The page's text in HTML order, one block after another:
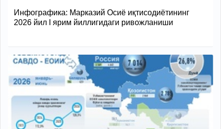
Инфографика: Марказий Осиё иқтисодиётининг
2026 йил I ярим йиллигидаги ривожланиши